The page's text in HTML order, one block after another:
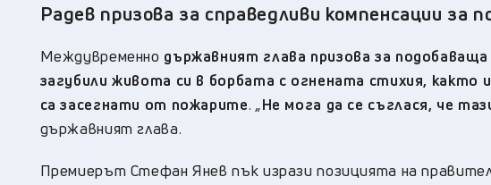
Радев призова за справедливи компенсации
Междувременно държавният глава призова за
загубили живота си в борбата с огнената стихия,
са засегнати от пожарите. „Не мога да се съглася, че
държавният глава.
Премиерът Стефан Янев пък изрази позицията на